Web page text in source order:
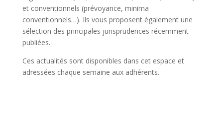
et conventionnels (prévoyance, minima
conventionnels…). Ils vous proposent également une
sélection des principales jurisprudences récemment
publiées.
Ces actualités sont disponibles dans cet espace et
adressées chaque semaine aux adhérents.